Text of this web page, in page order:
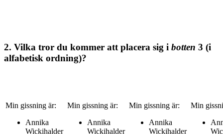
2. Vilka tror du kommer att placera sig i botten 3 (i
alfabetisk ordning)?
Min gissning är:
Annika
Wickihalder
Min gissning är:
Annika
Wickihalder
Min gissning är:
Annika
Wickihalder
Min